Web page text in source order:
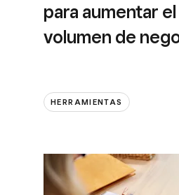
para aumentar el
volumen de
HERRAMIENTAS